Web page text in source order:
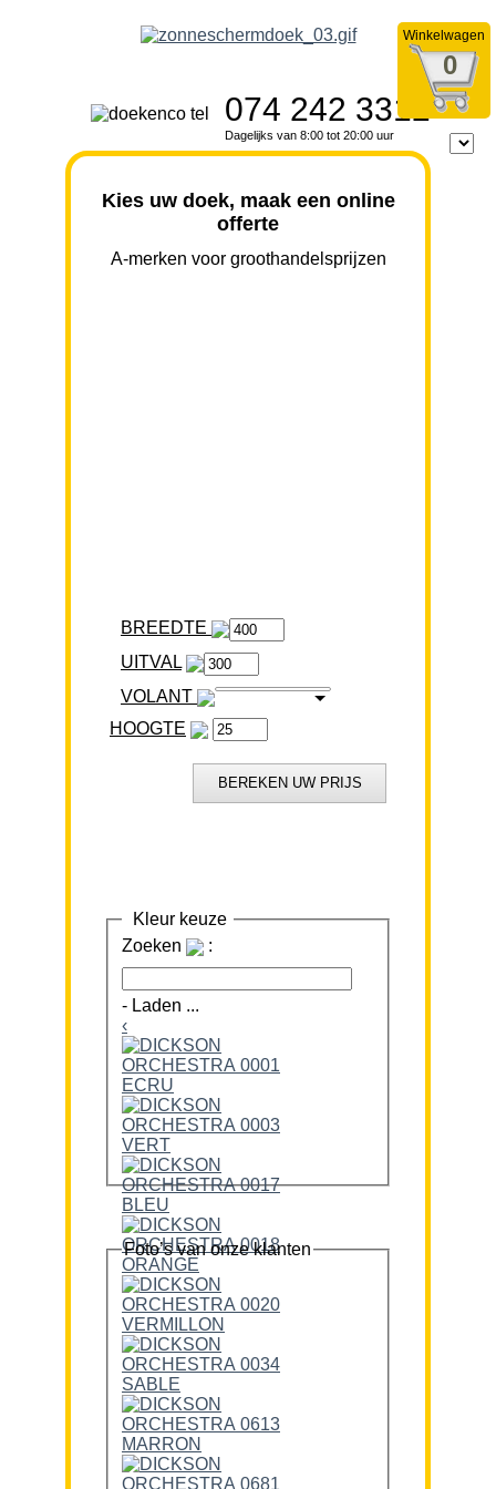
Winkelwagen
0
074 242 3312
Dagelijks van 8:00 tot 20:00 uur
Kies uw doek, maak een online
offerte
A-merken voor groothandelsprijzen
BREEDTE
VOLANT
HOOGTE
Kleur keuze
Zoeken
:
- Laden ...
‹
Foto’s van onze klanten